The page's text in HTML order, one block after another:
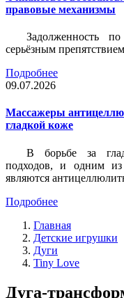
правовые механизмы
Задолженность
серьёзным
Подробнее
09.07.2026
Массажеры
гладкой коже
В борьбе за
подходов, и одним
являются
Подробнее
Главная
Детские игрушки
Дуги
Tiny Love
Дуга-